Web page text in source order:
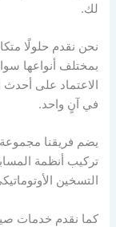
لك.
نحن نقدم حلولًا
بمختلف أنواعها
الاعتماد على أحدث
في آنٍ واحد.
يضم فريقنا
تركيب أنظمة
التسخين
كما نقدم خدمات